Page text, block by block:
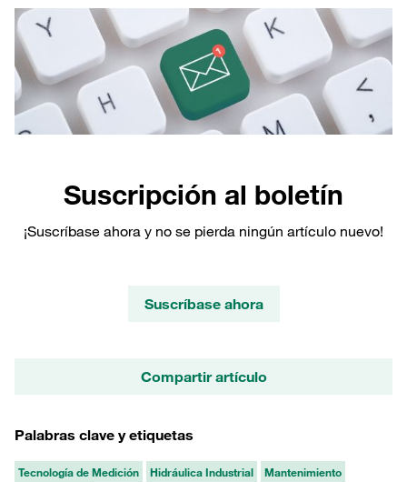
Suscripción al boletín
¡Suscríbase ahora y no se pierda ningún artículo nuevo!
Suscríbase ahora
Compartir artículo
Palabras clave y etiquetas
Tecnología de Medición Hidráulica Industrial
Mantenimiento